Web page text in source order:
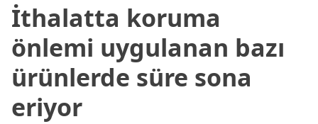
İthalatta koruma
önlemi uygulanan bazı
ürünlerde süre sona
eriyor